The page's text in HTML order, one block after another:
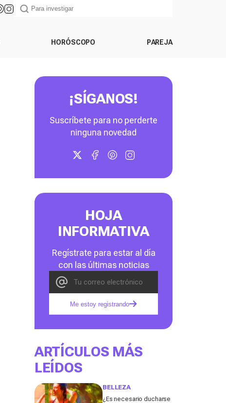
HORÓSCOPO PAREJA
¡SÍGANOS!
Suscríbete para no perderte
ninguna novedad
HOJA
INFORMATIVA
Regístrate para estar al día
con las últimas noticias
Me estoy registrando
ARTÍCULOS MÁS
LEÍDOS
BELLEZA
¿Es necesario ducharse